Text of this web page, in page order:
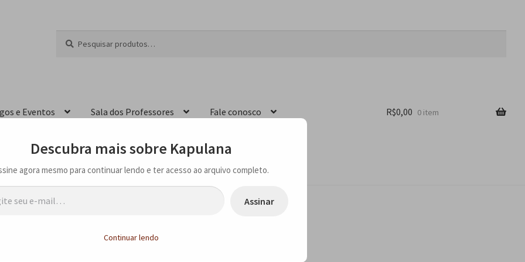
por:
e Eventos Sala dos Professores Fale conosco R$0,00 0 item
Manjate
Descubra mais sobre Kapulana
agora mesmo para continuar lendo e ter acesso ao arquivo completo.
Assinar
Continuar lendo